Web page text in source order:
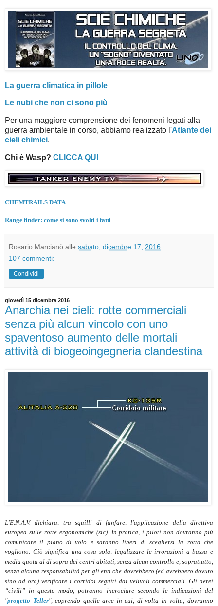
La guerra climatica in pillole
Le nubi che non ci sono più
Per una maggiore comprensione dei fenomeni legati alla
guerra ambientale in corso, abbiamo realizzato l'Atlante dei
cieli chimici.
Chi è Wasp? CLICCA QUI
CHEMTRAILS DATA
Range finder: come si sono svolti i fatti
Rosario Marcianò alle sabato, dicembre 17, 2016
107 commenti:
Condividi
giovedì 15 dicembre 2016
Anarchia nei cieli: rotte commerciali
senza più alcun vincolo con uno
spaventoso aumento delle mortali
attività di biogeoingegneria clandestina
L'E.N.A.V. dichiara, tra squilli di fanfare, l'applicazione della direttiva
europea sulle rotte ergonomiche (sic). In pratica, i piloti non dovranno più
comunicare il piano di volo e saranno liberi di scegliersi la rotta che
vogliono. Ciò significa una cosa sola: legalizzare le irrorazioni a bassa e
media quota al di sopra dei centri abitati, senza alcun controllo e, soprattutto,
senza alcuna responsabilità per gli enti che dovrebbero (ed avrebbero dovuto
sino ad ora) verificare i corridoi seguiti dai velivoli commerciali. Gli aerei
“civili” in questo modo, potranno incrociare secondo le indicazioni del
"progetto Teller", coprendo quelle aree in cui, di volta in volta, dovranno